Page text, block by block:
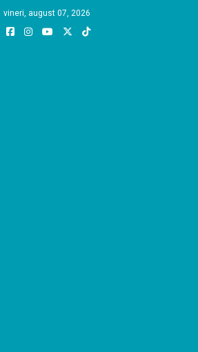
vineri, august 07, 2026